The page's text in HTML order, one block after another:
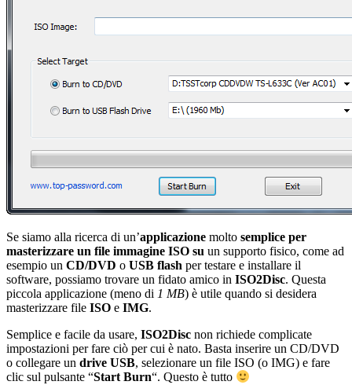
Se siamo alla ricerca di un’applicazione molto semplice per
masterizzare un file immagine ISO su un supporto fisico, come ad
esempio un CD/DVD o USB flash per testare e installare il
software, possiamo trovare un fidato amico in ISO2Disc. Questa
piccola applicazione (meno di 1 MB) è utile quando si desidera
masterizzare file ISO e IMG.
Semplice e facile da usare, ISO2Disc non richiede complicate
impostazioni per fare ciò per cui è nato. Basta inserire un CD/DVD
o collegare un drive USB, selezionare un file ISO (o IMG) e fare
clic sul pulsante “Start Burn“. Questo è tutto